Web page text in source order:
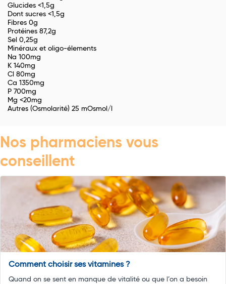
Glucides <1,5g
Dont sucres <1,5g
Fibres 0g
Protéines 87,2g
Sel 0,25g
Minéraux et oligo-élements
Na 100mg
K 140mg
Cl 80mg
Ca 1350mg
P 700mg
Mg <20mg
Autres (Osmolarité) 25 mOsmol/l
Nos pharmaciens vous
conseillent
Comment choisir ses vitamines ?
Quand on se sent en manque de vitalité ou que l’on a besoin